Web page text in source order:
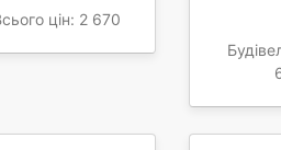
цін: 2 670